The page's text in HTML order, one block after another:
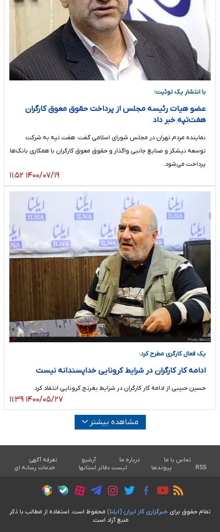
با انتشار یک توئیت؛
عضو هیات رئیسه مجلس از پرداخت حقوق معوق کارگران
هفت‌تپه خبر داد
نماینده مردم تهران در مجلس شورای اسلامی گفت: هفت تپه به شرکت
توسعه نیشکر و صنایع جانبی واگذار و حقوق معوق کارگران با همکاری بانک‌ها
پرداخت می‌شود.
۱۴۰۰/۰۷/۱۹ ۱۱:۵۲
یک فعال کارگری مطرح کرد:
ادامه کار کارگران در شرایط کرونایی خداپسندانه نیست
حسین حبیبی از ادامه کار کارگران در شرایط بغرنج کرونایی انتقاد کرد.
۱۴۰۰/۰۵/۲۷ ۱۱:۳۹
مشاهده بیشتر
تماس با ما درباره ما آرشیو
تعرفه آگهی
RSS
پیوندها لیست دفاتر استانها خدمات رسانه ای
تمام حقوق برای خبرگزاری کار ايران (ايلنا) محفوظ است. استفاده از مطالب با ذکر
منبع آزاد است.